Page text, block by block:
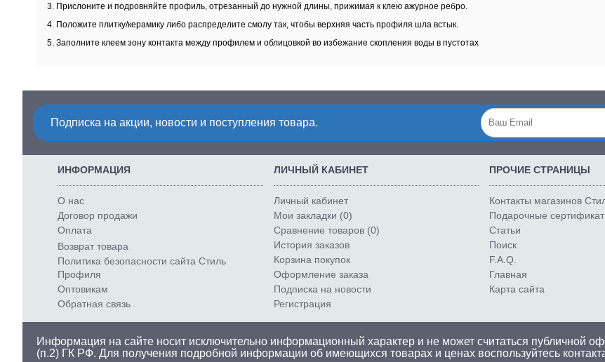
3. Прислоните и подровняйте профиль, отрезанный до нужной длины, прижимая к клею ажурное ребро.
4. Положите плитку/керамику либо распределите смолу так, чтобы верхняя часть профиля шла встык.
5. Заполните клеем зону контакта между профилем и облицовкой во избежание скопления воды в пустотах
Подписка на акции, новости и поступления товара.
ИНФОРМАЦИЯ
О нас
Договор продажи
Оплата
Возврат товара
Политика безопасности сайта Стиль
Профиля
Оптовикам
Обратная связь
ЛИЧНЫЙ КАБИНЕТ
Личный кабинет
Мои закладки (0)
Сравнение товаров (0)
История заказов
Корзина покупок
Оформление заказа
Подписка на новости
Регистрация
ПРОЧИЕ СТРАНИЦЫ
Контакты магазинов
Подарочные
Статьи
Поиск
F.A.Q.
Главная
Карта сайта
Информация на сайте носит исключительно информационный характер и не может считаться публичной
(п.2) ГК РФ. Для получения подробной информации об имеющихся товарах и ценах воспользуйтесь